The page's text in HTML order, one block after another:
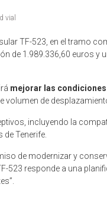
vial
TF-523, en el tramo
de 1.989.336,60 euros y
mejorar las
volumen de
incluyendo la
Tenerife.
de modernizar y
523 responde a una